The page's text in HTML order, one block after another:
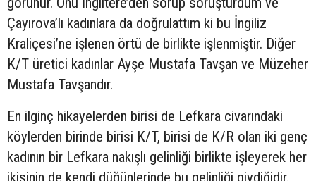
Çayırova’lı kadınlara da doğrulattım ki bu İngiliz
Kraliçesi’ne işlenen örtü de birlikte işlenmiştir. Diğer
K/T üretici kadınlar Ayşe Mustafa Tavşan ve Müzeher
Mustafa Tavşandır.
En ilginç hikayelerden birisi de Lefkara civarındaki
köylerden birinde birisi K/T, birisi de K/R olan iki genç
kadının bir Lefkara nakışlı gelinliği birlikte işleyerek her
ikisinin de kendi düğünlerinde bu gelinliği giydiğidir.